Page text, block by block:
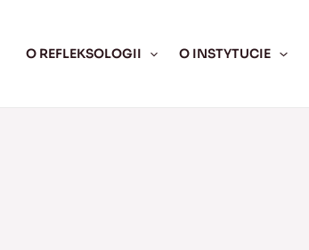
O REFLEKSOLOGII O INSTYTUCIE